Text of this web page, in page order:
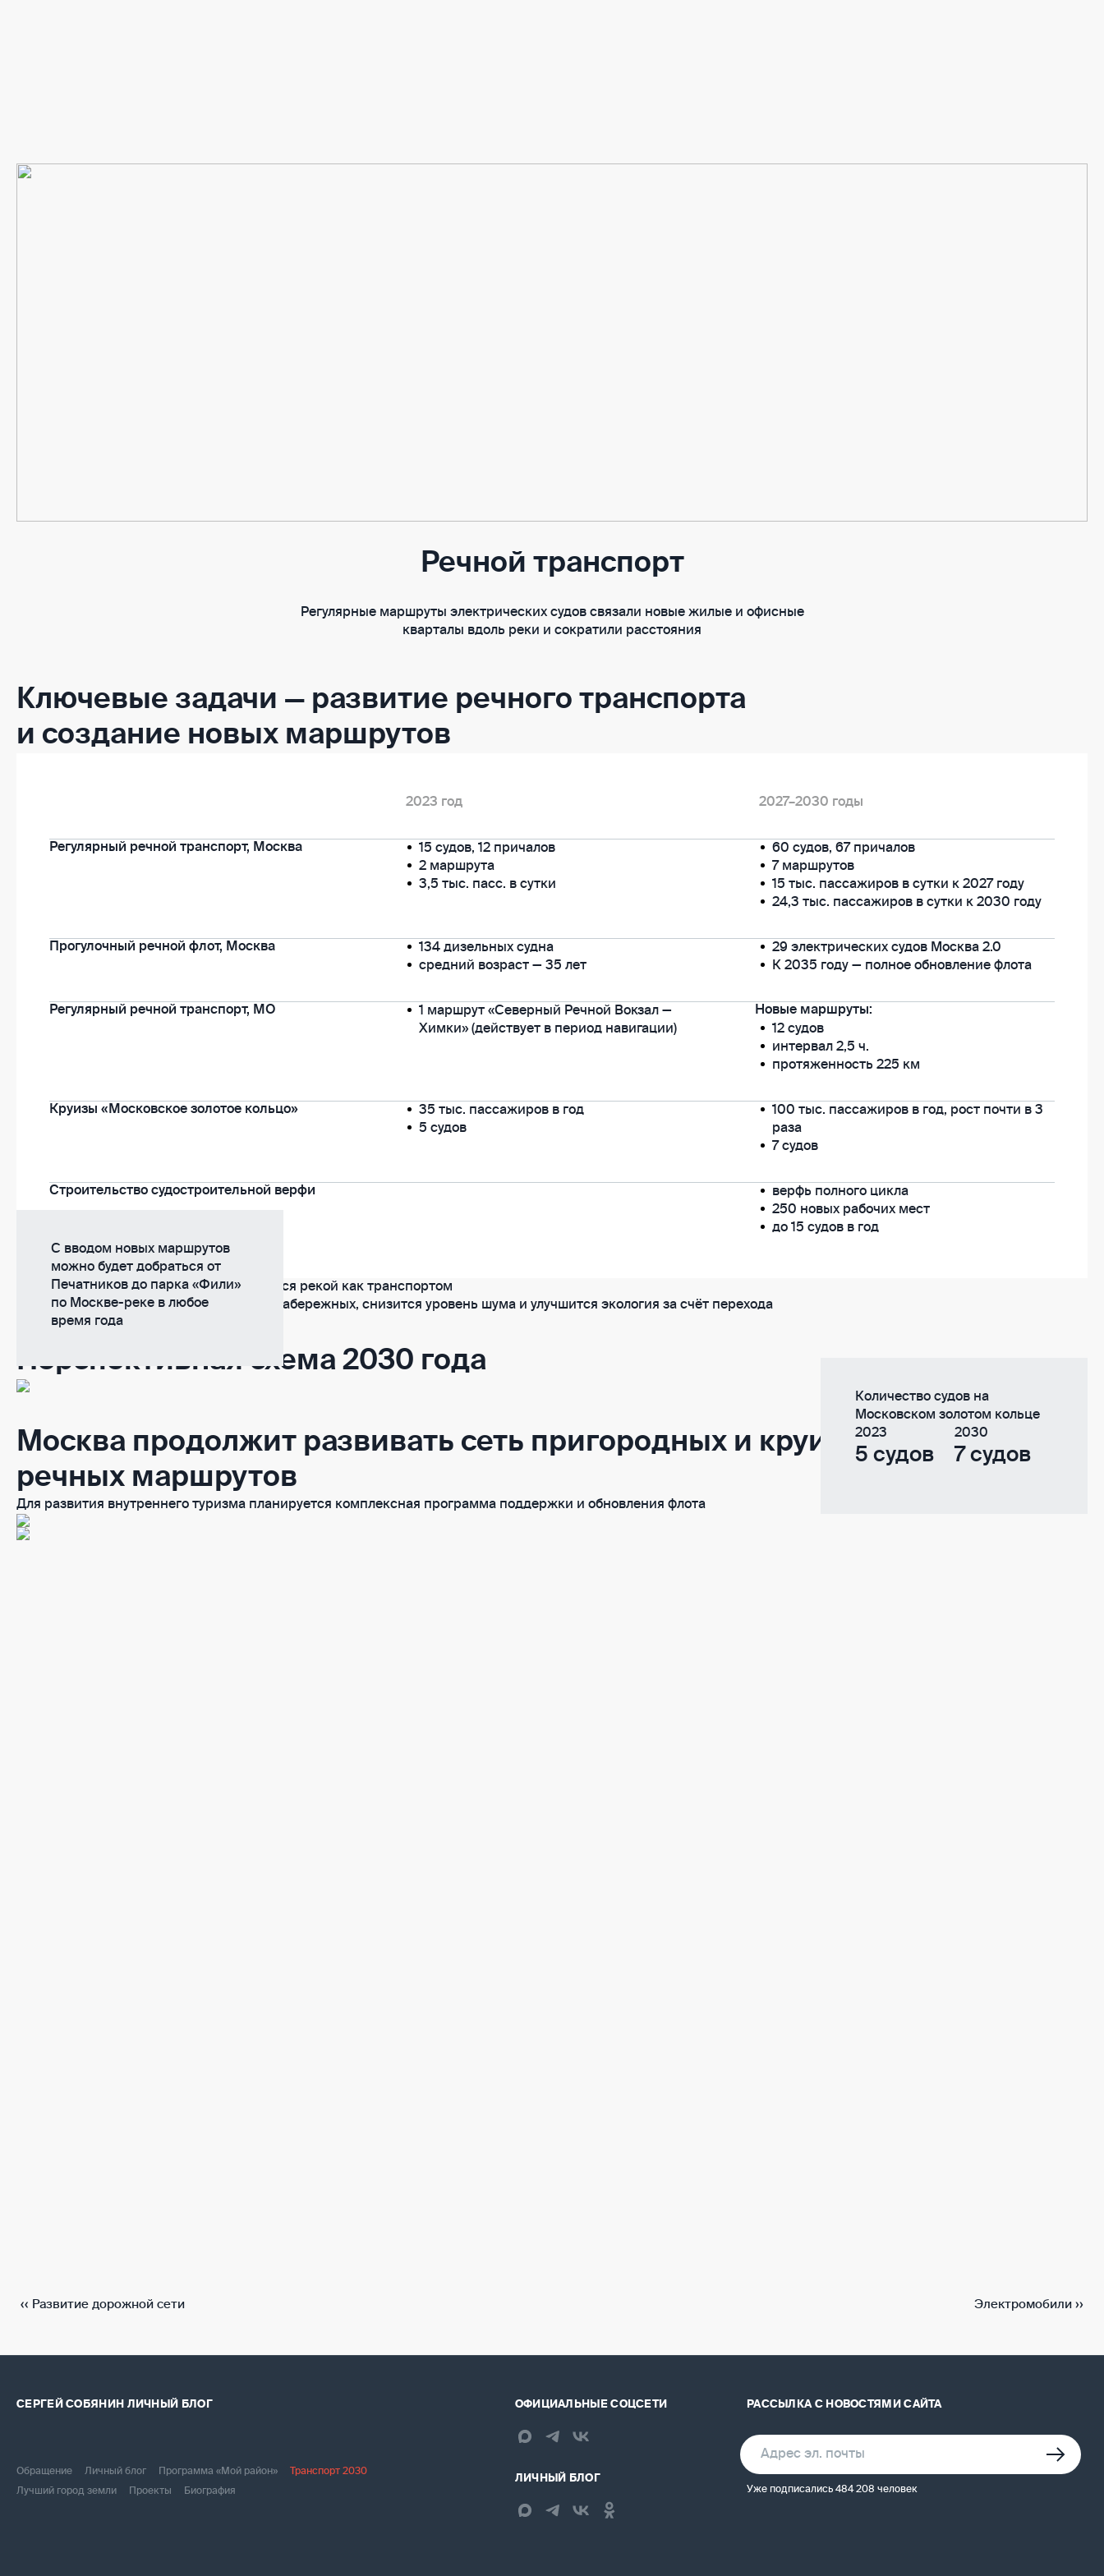
Речной транспорт
Регулярные маршруты электрических судов связали новые жилые и офисные
кварталы вдоль реки и сократили расстояния
Ключевые задачи — развитие речного транспорта
и создание новых маршрутов
2023 год
2027–2030 годы
Регулярный речной транспорт, Москва
15 судов, 12 причалов
2 маршрута
3,5 тыс. пасс. в сутки
60 судов, 67 причалов
7 маршрутов
15 тыс. пассажиров в сутки к 2027 году
24,3 тыс. пассажиров в сутки к 2030 году
Прогулочный речной флот, Москва
134 дизельных судна
средний возраст — 35 лет
29 электрических судов Москва 2.0
К 2035 году — полное обновление флота
Регулярный речной транспорт, МО
1 маршрут «Северный Речной Вокзал —
Химки» (действует в период навигации)
Новые маршруты:
12 судов
интервал 2,5 ч.
протяженность 225 км
Круизы «Московское золотое кольцо»
35 тыс. пассажиров в год
5 судов
100 тыс. пассажиров в год, рост почти в 3
раза
7 судов
Строительство судостроительной верфи
верфь полного цикла
250 новых рабочих мест
до 15 судов в год
24 тыс. человек в сутки будут пользоваться рекой как транспортом
Для > 150 тыс. человек, живущих вдоль набережных, снизится уровень шума и улучшится экология за счёт перехода
всего московского флота на электросуда
Перспективная схема 2030 года
С вводом новых маршрутов
можно будет добраться от
Печатников до парка «Фили»
по Москве-реке в любое
время года
Москва продолжит развивать сеть пригородных и круизных
речных маршрутов
Для развития внутреннего туризма планируется комплексная программа поддержки и обновления флота
Количество судов на
Московском золотом кольце
2023
5 судов
2030
7 судов
‹‹ Развитие дорожной сети Электромобили ››
СЕРГЕЙ СОБЯНИН ЛИЧНЫЙ БЛОГ
Обращение Личный блог Программа «Мой район»
Транспорт 2030
Лучший город земли
Проекты Биография
ОФИЦИАЛЬНЫЕ СОЦСЕТИ
ЛИЧНЫЙ БЛОГ
РАССЫЛКА С НОВОСТЯМИ САЙТА
Уже подписались 484 208 человек